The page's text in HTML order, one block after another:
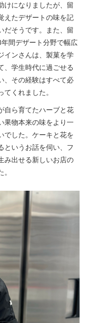
けになりましたが、留
えたデザートの味を記
だそうです。また、留
間デザート分野で幅広
インさんは、製菓を学
、学生時代に過ごせる
、その経験はすべて必
くれました。
自ら育てたハーブと花
果物本来の味をより一
でした。ケーキと花を
というお話を伺い、フ
み出せる新しいお店の